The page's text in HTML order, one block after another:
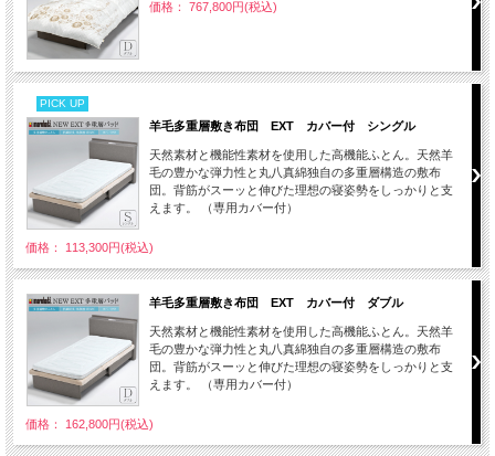
価格： 767,800円(税込)
PICK UP
羊毛多重層敷き布団 EXT カバー付 シングル
天然素材と機能性素材を使用した高機能ふとん。天然羊
毛の豊かな弾力性と丸八真綿独自の多重層構造の敷布
団。背筋がスーッと伸びた理想の寝姿勢をしっかりと支
えます。 （専用カバー付）
価格： 113,300円(税込)
羊毛多重層敷き布団 EXT カバー付 ダブル
天然素材と機能性素材を使用した高機能ふとん。天然羊
毛の豊かな弾力性と丸八真綿独自の多重層構造の敷布
団。背筋がスーッと伸びた理想の寝姿勢をしっかりと支
えます。 （専用カバー付）
価格： 162,800円(税込)